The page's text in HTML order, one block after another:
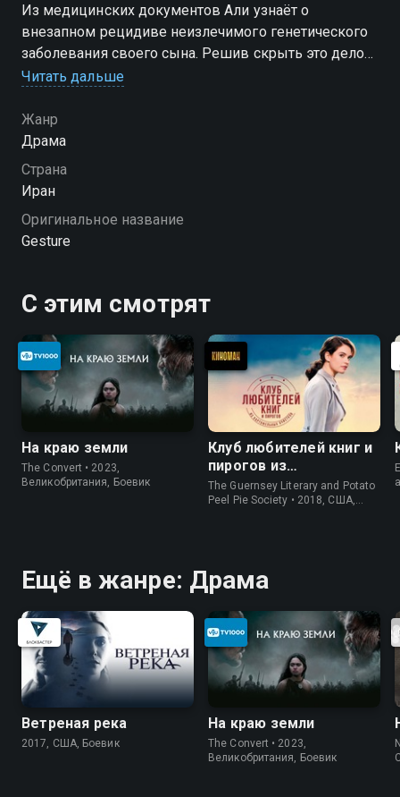
Из медицинских документов Али узнаёт о
внезапном рецидиве неизлечимого генетического
заболевания своего сына. Решив скрыть это дело
от остальных членов семьи, он становится
Читать дальше
Жанр
Драма
Страна
Иран
Оригинальное название
Gesture
С этим смотрят
На краю земли
The Convert • 2023,
Великобритания, Боевик
Клуб любителей книг и
пирогов из
картофельных
очистков
The Guernsey Literary and Potato
Peel Pie Society • 2018, США,
Ещё в жанре: Драма
Ветреная река
2017, США, Боевик
На краю земли
The Convert • 2023,
Великобритания, Боевик